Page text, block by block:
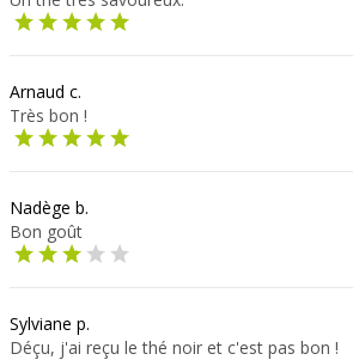
Arnaud c.
Très bon !
Nadège b.
Bon goût
Sylviane p.
Déçu, j'ai reçu le thé noir et c'est pas bon !